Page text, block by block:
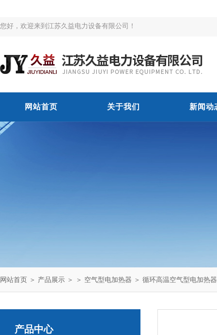
您好，欢迎来到江苏久益电力设备有限公司！
网站首页 关于我们 新闻动
网站首页 ＞ 产品展示 ＞ ＞ 空气型电加热器 ＞ 循环高温空气型电加热器
产品中心